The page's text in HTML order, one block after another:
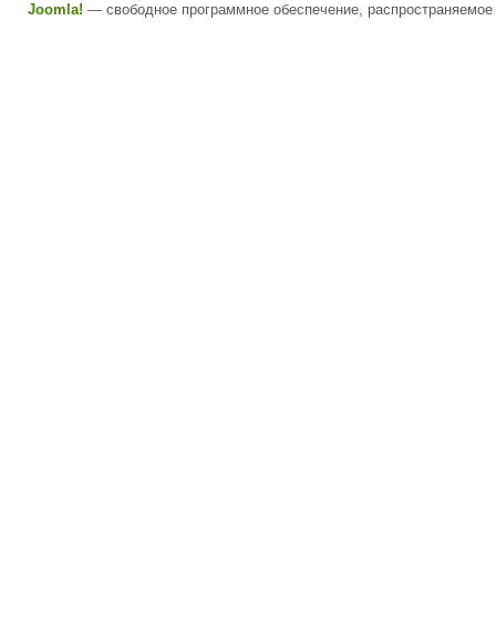
Joomla! — свободное программное обеспечение,